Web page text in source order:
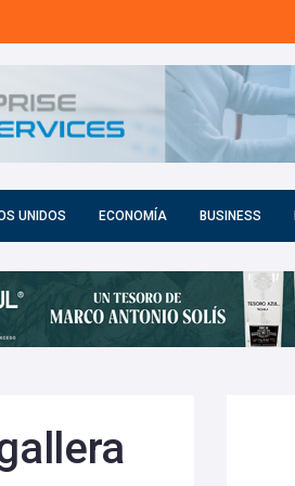
UNIDOS ECONOMÍA BUSINESS